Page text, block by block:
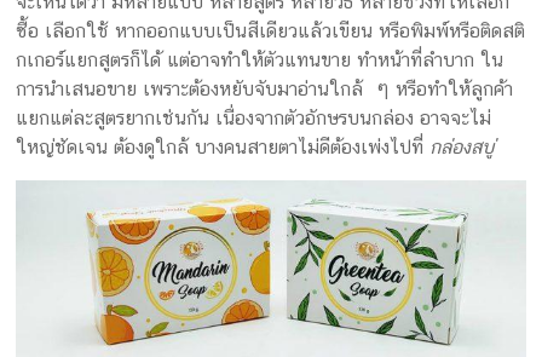
กล่อง
สบู่
รับ
ทำ
กล่อง
อาหาร
ซื้อ เลือกใช้ หากออกแบบเป็นสีเดียวแล้วเขียน หรือพิมพ์หรือติดสติ
กเกอร์แยกสูตรก็ได้ แต่อาจทำให้ตัวแทนขาย ทำหน้าที่ลำบาก ใน
การนำเสนอขาย เพราะต้องหยับจับมาอ่านใกล้ ๆ หรือทำให้ลูกค้า
แยกแต่ละสูตรยากเช่นกัน เนื่องจากตัวอักษรบนกล่อง อาจจะไม่
ใหญ่ชัดเจน ต้องดูใกล้ บางคนสายตาไม่ดีต้องเพ่งไปที่ กล่องสบู่